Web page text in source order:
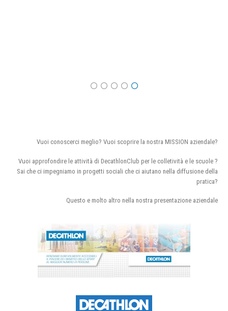
Vuoi conoscerci meglio? Vuoi scoprire la nostra MISSION aziendale?
Vuoi approfondire le attività di DecathlonClub per le colletività e le scuole ?
Sai che ci impegniamo in progetti sociali che ci aiutano nella diffusione della
pratica?
Questo e molto altro nella nostra presentazione aziendale